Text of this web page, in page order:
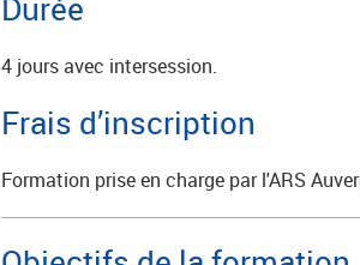
Durée
4 jours avec intersession.
Frais d’inscription
Formation prise en charge par l'ARS